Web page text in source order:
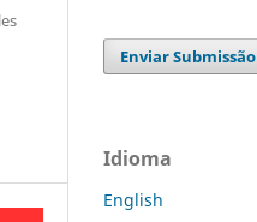
Enviar Submissão
Idioma
English